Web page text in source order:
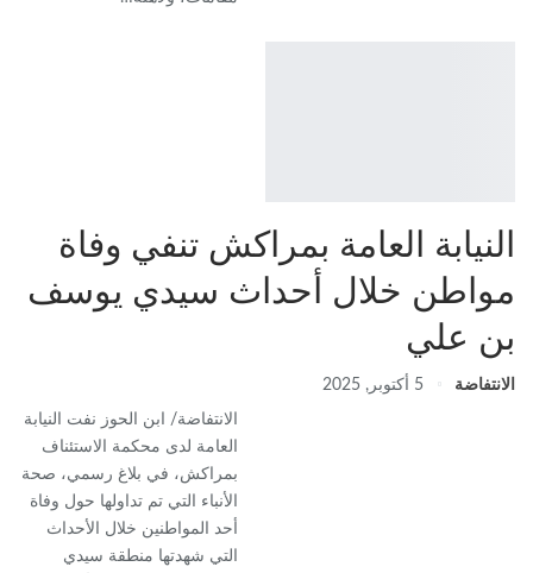
النيابة العامة بمراكش تنفي وفاة
مواطن خلال أحداث سيدي يوسف
بن علي
الانتفاضة 5 أكتوبر, 2025
الانتفاضة/ ابن الحوز نفت النيابة
العامة لدى محكمة الاستئناف
بمراكش، في بلاغ رسمي، صحة
الأنباء التي تم تداولها حول وفاة
أحد المواطنين خلال الأحداث
التي شهدتها منطقة سيدي